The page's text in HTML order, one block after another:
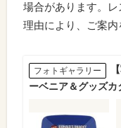
場合があります。
理由により、ご案
フォトギャラリー
ーベニア＆グッズカ